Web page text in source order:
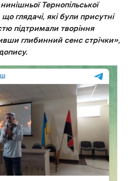
Тернопільської
глядачі, які були присутні
підтримали творіння
глибинний сенс стрічки»,